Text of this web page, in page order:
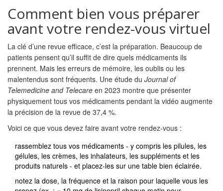
Comment bien vous préparer
avant votre rendez-vous virtuel
La clé d’une revue efficace, c’est la préparation. Beaucoup de
patients pensent qu’il suffit de dire quels médicaments ils
prennent. Mais les erreurs de mémoire, les oublis ou les
malentendus sont fréquents. Une étude du Journal of
Telemedicine and Telecare en 2023 montre que présenter
physiquement tous vos médicaments pendant la vidéo augmente
la précision de la revue de 37,4 %.
Voici ce que vous devez faire avant votre rendez-vous :
rassemblez tous vos médicaments - y compris les pilules, les
gélules, les crèmes, les inhalateurs, les suppléments et les
produits naturels - et placez-les sur une table bien éclairée.
notez la dose, la fréquence et la raison pour laquelle vous les